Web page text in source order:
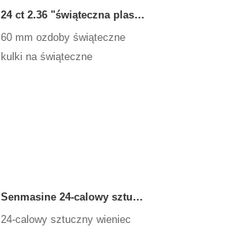
24 ct 2.36 "świąteczna plastikowa kulka do wiszących ozdób ozdoby Xmas Shattproof Balls
60 mm ozdoby świąteczne
kulki na świąteczne
Senmasine 24-calowy sztuczny wieniec bożonarodzeniowy z igłą sosnową poinsecja szyszki czerwona kula złota gałąź jagód
24-calowy sztuczny wieniec